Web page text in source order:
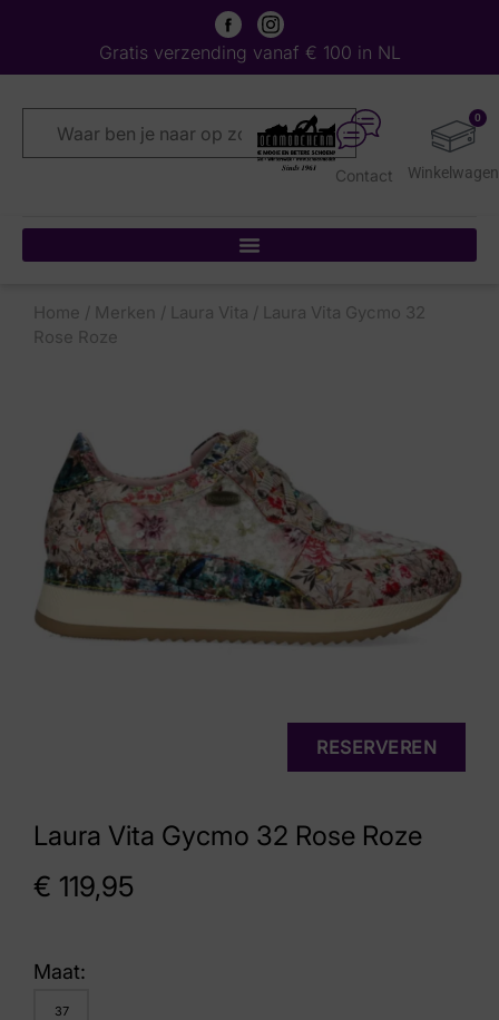
Gratis verzending vanaf € 100 in NL
0
Contact
Home / Merken / Laura Vita / Laura Vita Gycmo 32
Rose Roze
Laura Vita Gycmo 32 Rose Roze
€ 119,95
RESERVEREN
Maat:
37